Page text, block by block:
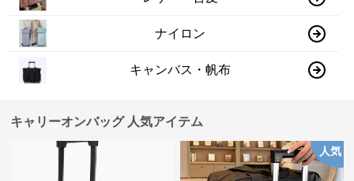
ナイロン
キャンバス・帆布
キャリーオンバッグ 人気アイテム
人気